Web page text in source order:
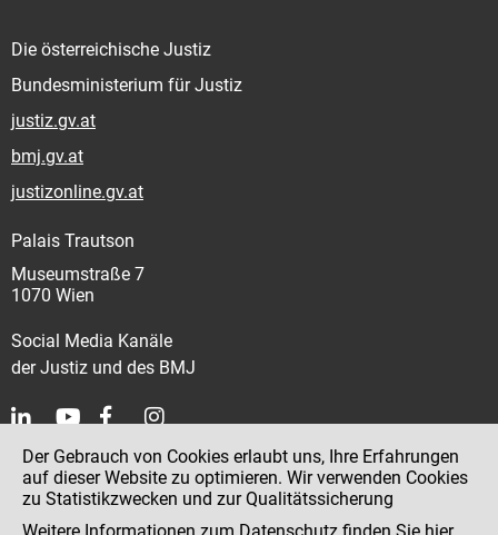
Die österreichische Justiz
Bundesministerium für Justiz
justiz.gv.at
bmj.gv.at
justizonline.gv.at
Palais Trautson
Museumstraße 7
1070 Wien
Social Media Kanäle
der Justiz und des BMJ
Kontakt
Impressum
Der Gebrauch von Cookies erlaubt uns, Ihre Erfahrungen
auf dieser Website zu optimieren. Wir verwenden Cookies
zu Statistikzwecken und zur Qualitätssicherung